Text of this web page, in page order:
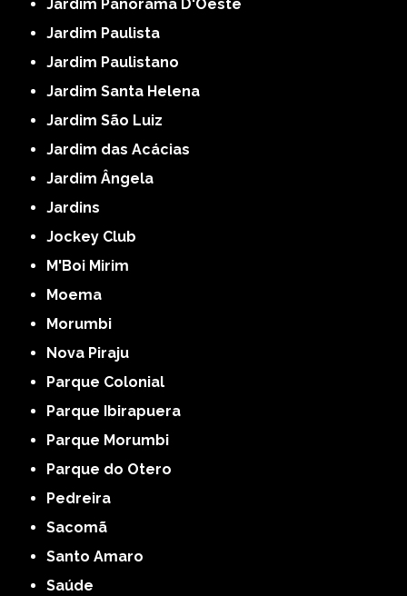
Jardim Panorama D'Oeste
Jardim Paulista
Jardim Paulistano
Jardim Santa Helena
Jardim São Luiz
Jardim das Acácias
Jardim Ângela
Jardins
Jockey Club
M'Boi Mirim
Moema
Morumbi
Nova Piraju
Parque Colonial
Parque Ibirapuera
Parque Morumbi
Parque do Otero
Pedreira
Sacomã
Santo Amaro
Saúde